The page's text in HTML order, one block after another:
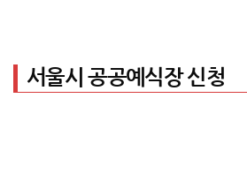
서울시 공공예식장 신청